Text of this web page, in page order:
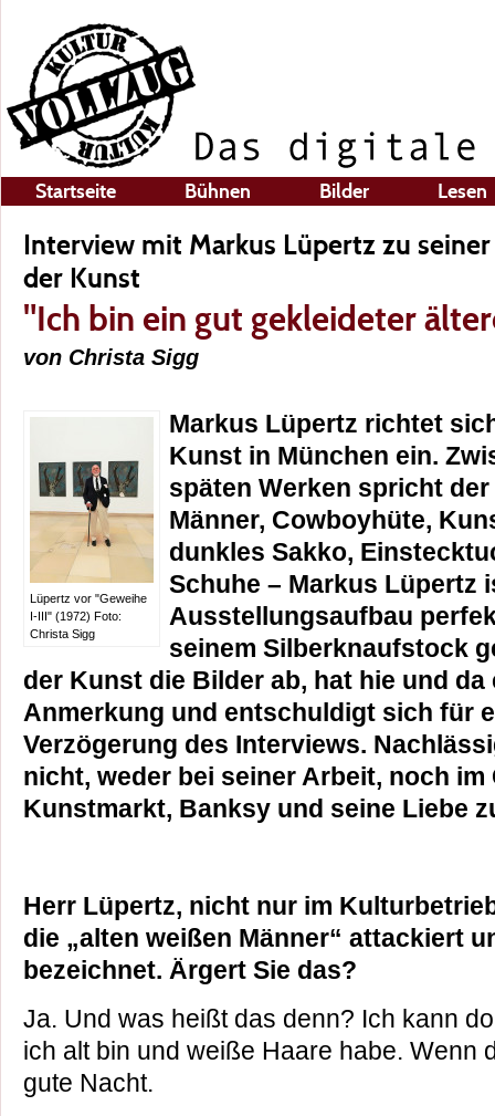
Startseite Bühnen Bilder Lesen
Interview mit Markus Lüpertz zu
der Kunst
"Ich bin ein gut gekleideter
von Christa Sigg
Lüpertz vor "Geweihe
I-III" (1972) Foto:
Christa Sigg
Markus Lüpertz richtet
Kunst in München ein.
späten Werken spricht
Männer, Cowboyhüte,
dunkles Sakko,
Schuhe – Markus Lüpertz
Ausstellungsaufbau
seinem Silberknaufstock
der Kunst die Bilder ab, hat hie und da
Anmerkung und entschuldigt sich für
Verzögerung des Interviews.
nicht, weder bei seiner Arbeit, noch im
Kunstmarkt, Banksy und seine Liebe
Herr Lüpertz, nicht nur im
die „alten weißen Männer“ attackiert
bezeichnet. Ärgert Sie das?
Ja. Und was heißt das denn? Ich kann
ich alt bin und weiße Haare habe. Wenn
gute Nacht.